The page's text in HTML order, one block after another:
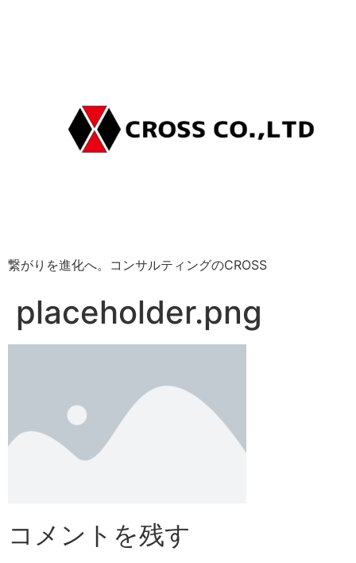
繋がりを進化へ。コンサルティングのCROSS
placeholder.png
コメントを残す